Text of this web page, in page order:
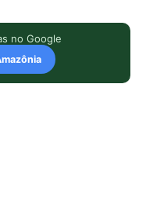
no Google